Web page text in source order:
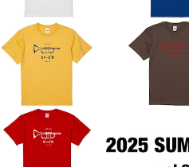
Tシャツ[2025 Summer] vol.2
SOLD OUT